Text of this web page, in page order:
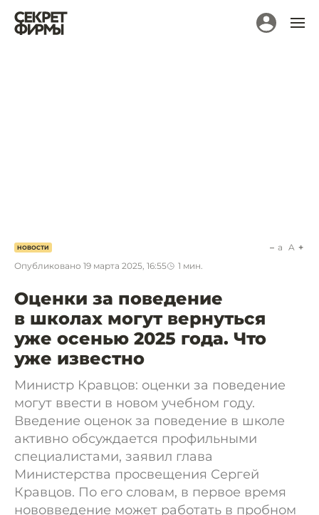
НОВОСТИ
Опубликовано 19 марта 2025, 16:55 1 мин.
a A
Оценки за поведение
в школах могут вернуться
уже осенью 2025 года. Что
уже известно
Министр Кравцов: оценки за поведение
могут ввести в новом учебном году.
Введение оценок за поведение в школе
активно обсуждается профильными
специалистами, заявил глава
Министерства просвещения Сергей
Кравцов. По его словам, в первое время
нововведение может работать в пробном